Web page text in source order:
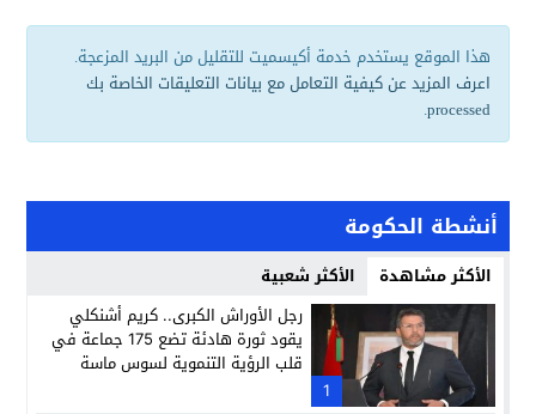
هذا الموقع يستخدم خدمة أكيسميت للتقليل من البريد المزعجة.
اعرف المزيد عن كيفية التعامل مع بيانات التعليقات الخاصة بك
processed
.
أنشطة الحكومة
الأكثر مشاهدة الأكثر شعبية
1
رجل الأوراش الكبرى.. كريم أشنكلي
يقود ثورة هادئة تضع 175 جماعة في
قلب الرؤية التنموية لسوس ماسة